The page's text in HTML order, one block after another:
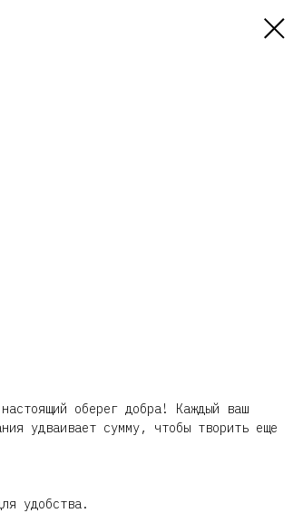
оберег добра! Каждый ваш
удваивает сумму, чтобы творить еще
удобства.